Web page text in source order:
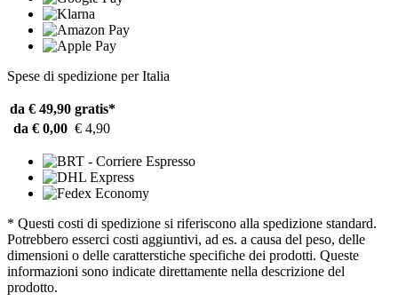
Spese di spedizione per Italia
da € 49,90 gratis*
da € 0,00 € 4,90
* Questi costi di spedizione si riferiscono alla spedizione standard.
Potrebbero esserci costi aggiuntivi, ad es. a causa del peso, delle
dimensioni o delle caratterstiche specifiche dei prodotti. Queste
informazioni sono indicate direttamente nella descrizione del
prodotto.